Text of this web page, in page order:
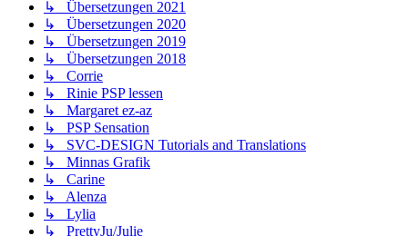
↳ Übersetzungen 2021
↳ Übersetzungen 2020
↳ Übersetzungen 2019
↳ Übersetzungen 2018
↳ Corrie
↳ Rinie PSP lessen
↳ Margaret ez-az
↳ PSP Sensation
↳ SVC-DESIGN Tutorials and Translations
↳ Minnas Grafik
↳ Carine
↳ Alenza
↳ Lylia
↳ PrettyJu/Julie